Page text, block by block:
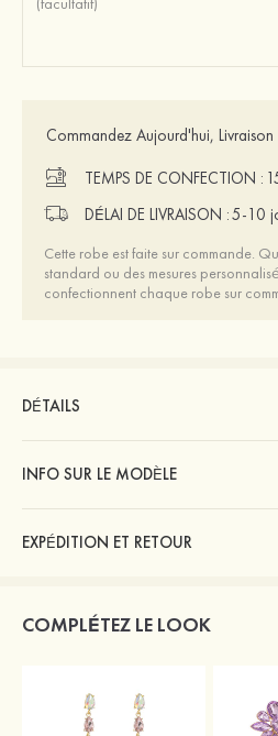
Commandez Aujourd'hui, Livraison
TEMPS DE CONFECTION :
DÉLAI DE LIVRAISON :5-10
Cette robe est faite sur commande.
standard ou des mesures
confectionnent chaque robe sur
DÉTAILS
INFO SUR LE MODÈLE
EXPÉDITION ET RETOUR
COMPLÉTEZ LE LOOK